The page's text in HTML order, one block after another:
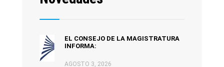
EL CONSEJO DE LA MAGISTRATURA
INFORMA:
AGOSTO 3, 2026